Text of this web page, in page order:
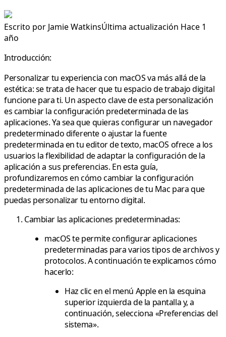
Escrito por Jamie WatkinsÚltima actualización Hace 1
año
Introducción:
Personalizar tu experiencia con macOS va más allá de la
estética: se trata de hacer que tu espacio de trabajo digital
funcione para ti. Un aspecto clave de esta personalización
es cambiar la configuración predeterminada de las
aplicaciones. Ya sea que quieras configurar un navegador
predeterminado diferente o ajustar la fuente
predeterminada en tu editor de texto, macOS ofrece a los
usuarios la flexibilidad de adaptar la configuración de la
aplicación a sus preferencias. En esta guía,
profundizaremos en cómo cambiar la configuración
predeterminada de las aplicaciones de tu Mac para que
puedas personalizar tu entorno digital.
Cambiar las aplicaciones predeterminadas:
macOS te permite configurar aplicaciones
predeterminadas para varios tipos de archivos y
protocolos. A continuación te explicamos cómo
hacerlo:
Haz clic en el menú Apple en la esquina
superior izquierda de la pantalla y, a
continuación, selecciona «Preferencias del
sistema».